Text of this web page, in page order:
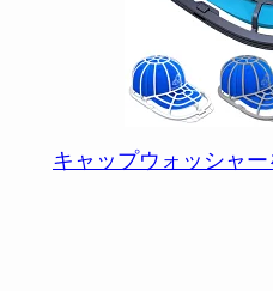
キャップウォッシャー